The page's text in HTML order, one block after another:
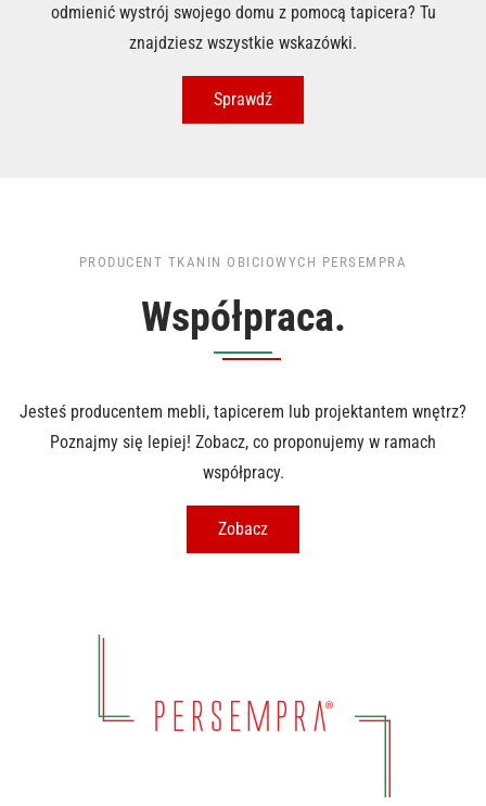
odmienić wystrój swojego domu z pomocą tapicera? Tu
znajdziesz wszystkie wskazówki.
Sprawdź
PRODUCENT TKANIN OBICIOWYCH PERSEMPRA
Współpraca.
Jesteś producentem mebli, tapicerem lub projektantem wnętrz?
Poznajmy się lepiej! Zobacz, co proponujemy w ramach
współpracy.
Zobacz